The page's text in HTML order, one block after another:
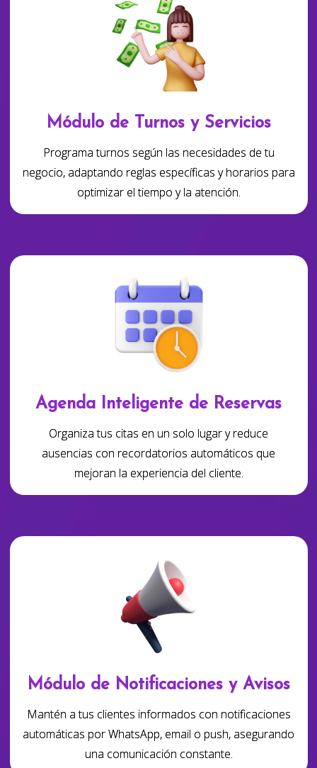
Módulo de Turnos y Servicios
Programa turnos según las necesidades de tu
negocio, adaptando reglas específicas y horarios para
optimizar el tiempo y la atención.
Agenda Inteligente de Reservas
Organiza tus citas en un solo lugar y reduce
ausencias con recordatorios automáticos que
mejoran la experiencia del cliente.
Módulo de Notificaciones y Avisos
Mantén a tus clientes informados con notificaciones
automáticas por WhatsApp, email o push, asegurando
una comunicación constante.